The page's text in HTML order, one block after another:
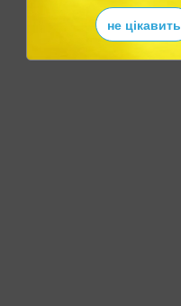
не цікавить